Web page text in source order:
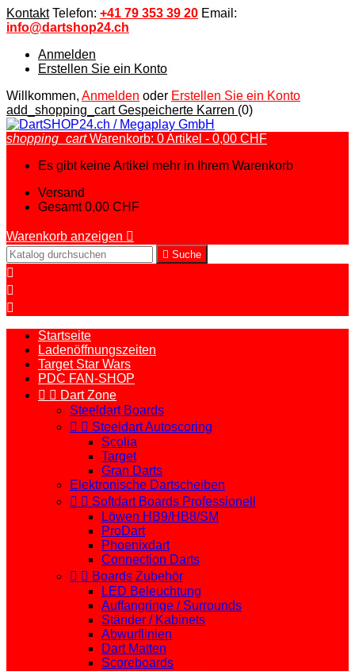
Kontakt Telefon: +41 79 353 39 20 Email:
info@dartshop24.ch
Anmelden
Erstellen Sie ein Konto
Willkommen, Anmelden oder Erstellen Sie ein Konto
add_shopping_cartGespeicherte Karren (0)
shopping_cart Warenkorb: 0Artikel - 0,00 CHF
Es gibt keine Artikel mehr in Ihrem Warenkorb
Versand
Gesamt 0,00 CHF
Warenkorb anzeigen 
 Suche



Startseite
Ladenöffnungszeiten
Target Star Wars
PDC FAN-SHOP
  Dart Zone
Steeldart Boards
  Steeldart Autoscoring
Scolia
Target
Gran Darts
Elektronische Dartscheiben
  Softdart Boards Professionell
Löwen HB9/HB8/SM
ProDart
Phoenixdart
Connection Darts
  Boards Zubehör
LED Beleuchtung
Auffangringe / Surrounds
Ständer / Kabinets
Abwurflinien
Dart Matten
Scoreboards